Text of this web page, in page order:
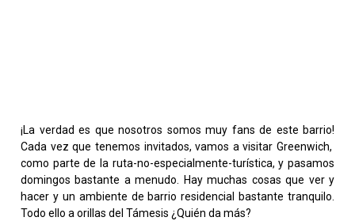
¡La verdad es que nosotros somos muy fans de este barrio!
Cada vez que tenemos invitados, vamos a visitar Greenwich,
como parte de la ruta-no-especialmente-turística, y pasamos
domingos bastante a menudo. Hay muchas cosas que ver y
hacer y un ambiente de barrio residencial bastante tranquilo.
Todo ello a orillas del Támesis ¿Quién da más?